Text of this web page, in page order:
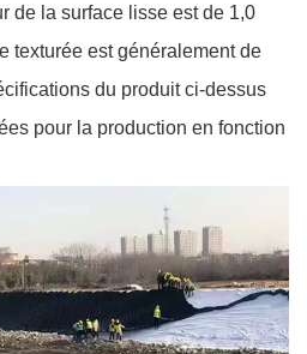
de la surface lisse est de 1,0
texturée est généralement de
du produit ci-dessus
pour la production en fonction